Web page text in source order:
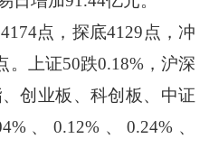
点，探底4129点，冲
。上证50跌0.18%，沪深
创业板、科创板、中证
、0.12%、0.24%、